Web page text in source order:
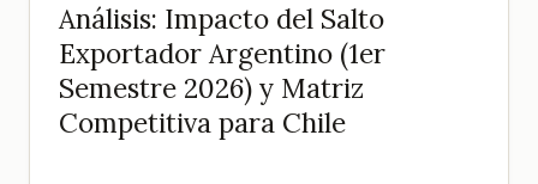
Análisis: Impacto del Salto
Exportador Argentino (1er
Semestre 2026) y Matriz
Competitiva para Chile